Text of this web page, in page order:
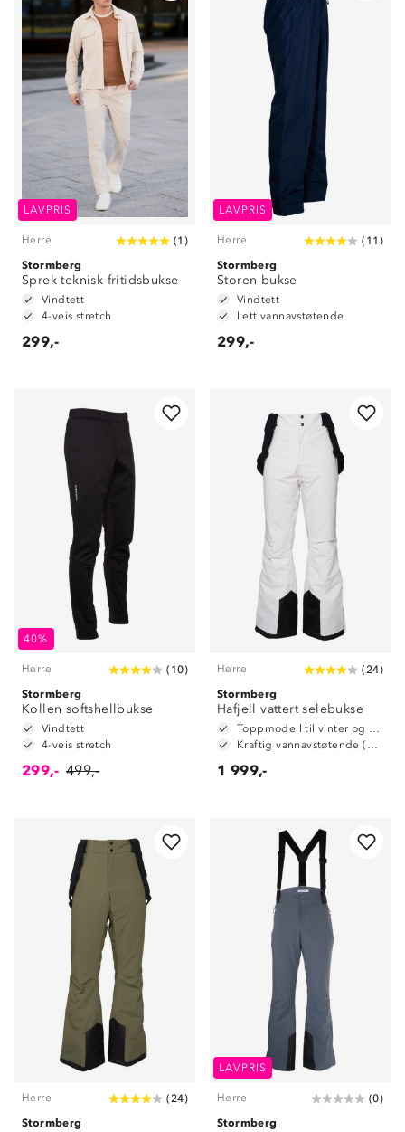
LAVPRIS
Herre (1 )
Stormberg
Sprek teknisk fritidsbukse
Vindtett
4-veis stretch
299,-
LAVPRIS
Herre ( 11 )
Stormberg
Storen bukse
Vindtett
Lett vannavstøtende
299,-
40%
Herre ( 10)
Stormberg
Kollen softshellbukse
Vindtett
4-veis stretch
299,- 499,-
Herre (24)
Stormberg
Hafjell vattert selebukse
Toppmodell til vinter og alpint
Kraftig vannavstøtende (6 000mm vannsøyle)
1 999,-
Herre (24)
Stormberg
LAVPRIS
Herre (0)
Stormberg